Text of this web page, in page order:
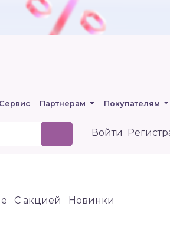
Сервис Партнерам Покупателям
Войти
C акцией Новинки